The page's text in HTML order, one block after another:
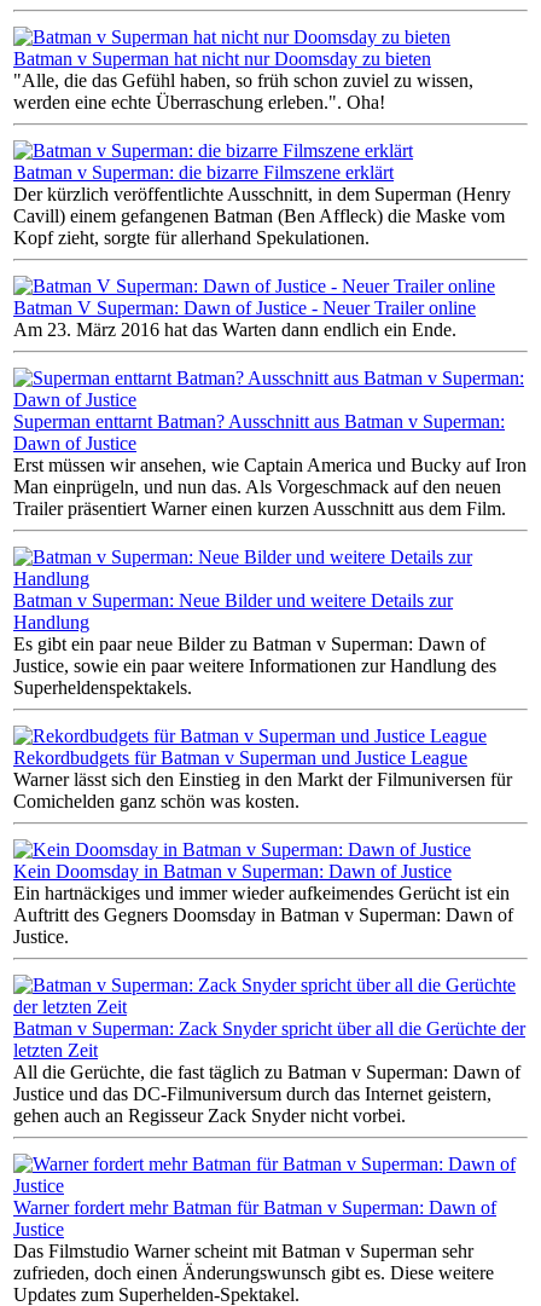
Batman v Superman hat nicht nur Doomsday zu bieten
"Alle, die das Gefühl haben, so früh schon zuviel zu wissen,
werden eine echte Überraschung erleben.". Oha!
Batman v Superman: die bizarre Filmszene erklärt
Der kürzlich veröffentlichte Ausschnitt, in dem Superman (Henry
Cavill) einem gefangenen Batman (Ben Affleck) die Maske vom
Kopf zieht, sorgte für allerhand Spekulationen.
Batman V Superman: Dawn of Justice - Neuer Trailer online
Am 23. März 2016 hat das Warten dann endlich ein Ende.
Superman enttarnt Batman? Ausschnitt aus Batman v Superman:
Dawn of Justice
Erst müssen wir ansehen, wie Captain America und Bucky auf Iron
Man einprügeln, und nun das. Als Vorgeschmack auf den neuen
Trailer präsentiert Warner einen kurzen Ausschnitt aus dem Film.
Batman v Superman: Neue Bilder und weitere Details zur
Handlung
Es gibt ein paar neue Bilder zu Batman v Superman: Dawn of
Justice, sowie ein paar weitere Informationen zur Handlung des
Superheldenspektakels.
Rekordbudgets für Batman v Superman und Justice League
Warner lässt sich den Einstieg in den Markt der Filmuniversen für
Comichelden ganz schön was kosten.
Kein Doomsday in Batman v Superman: Dawn of Justice
Ein hartnäckiges und immer wieder aufkeimendes Gerücht ist ein
Auftritt des Gegners Doomsday in Batman v Superman: Dawn of
Justice.
Batman v Superman: Zack Snyder spricht über all die Gerüchte der
letzten Zeit
All die Gerüchte, die fast täglich zu Batman v Superman: Dawn of
Justice und das DC-Filmuniversum durch das Internet geistern,
gehen auch an Regisseur Zack Snyder nicht vorbei.
Warner fordert mehr Batman für Batman v Superman: Dawn of
Justice
Das Filmstudio Warner scheint mit Batman v Superman sehr
zufrieden, doch einen Änderungswunsch gibt es. Diese weitere
Updates zum Superhelden-Spektakel.